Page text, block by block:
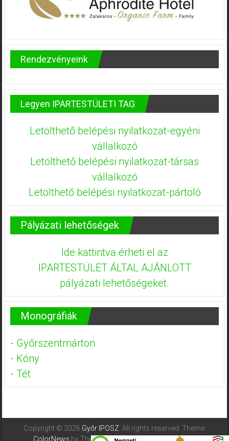
Rendezvényeink
Legyen IPARTESTÜLETI TAG
Letölthető belépési nyilatkozat-egyéni
vállalkozó
Letölthető belépési nyilatkozat-társas
vállalkozó
Letölthető belépési nyilatkozat-pártoló
Pályázati lehetőségek
Ide kattintva érheti el az
IPARTESTÜLET ÁLTAL AJÁNLOTT
pályázati lehetőségeket.
Monográfiák
- Győrszentmárton
- Kóny
- Tét
Copyright © 2026 Győr IPOSZ. All rights reserved. Theme:
ColorNews by ThemeGrill. Powered by WordPress